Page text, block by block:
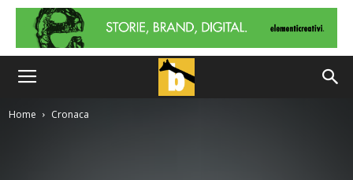
Home Cronaca